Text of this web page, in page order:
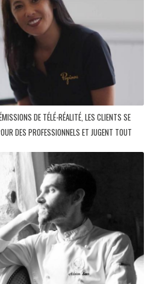
DE TÉLÉ-RÉALITÉ, LES CLIENTS SE
DES PROFESSIONNELS ET JUGENT TOUT